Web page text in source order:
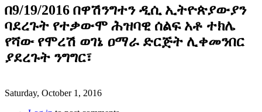
በ9/19/2016 በዋሽንግተን ዲሲ ኢትዮጵያውያን
ባደረጉት የተቃውሞ ሕዝባዊ ሰልፍ አቶ ተክሌ
የሻው የሞረሽ ወገኔ ዐማራ ድርጅት ሊቀመንበር
ያደረጉት ንግግር፣
Saturday, October 1, 2016